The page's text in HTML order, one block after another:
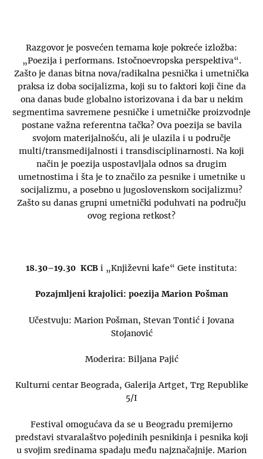
Razgovor je posvećen temama koje pokreće izložba:
„Poezija i performans. Istočnoevropska perspektiva“.
Zašto je danas bitna nova/radikalna pesnička i umetnička
praksa iz doba socijalizma, koji su to faktori koji čine da
ona danas bude globalno istorizovana i da bar u nekim
segmentima savremene pesničke i umetničke proizvodnje
postane važna referentna tačka? Ova poezija se bavila
svojom materijalnošću, ali je ulazila i u područje
multi/transmedijalnosti i transdisciplinarnosti. Na koji
način je poezija uspostavljala odnos sa drugim
umetnostima i šta je to značilo za pesnike i umetnike u
socijalizmu, a posebno u jugoslovenskom socijalizmu?
Zašto su danas grupni umetnički poduhvati na području
ovog regiona retkost?
18.30–19.30 KCB i „Književni kafe“ Gete instituta:
Pozajmljeni krajolici: poezija Marion Pošman
Učestvuju: Marion Pošman, Stevan Tontić i Jovana
Stojanović
Moderira: Biljana Pajić
Kulturni centar Beograda, Galerija Artget, Trg Republike
5/I
Festival omogućava da se u Beogradu premijerno
predstavi stvaralaštvo pojedinih pesnikinja i pesnika koji
u svojim sredinama spadaju među najznačajnije. Marion